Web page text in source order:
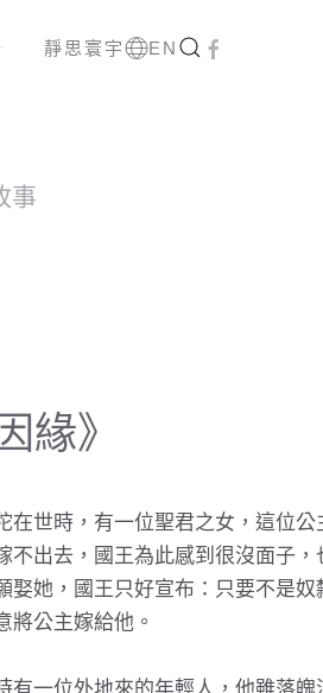
靜思寰宇 EN
事
緣》
在世時，有一位聖君之女，這位
不出去，國王為此感到很沒面子
娶她，國王只好宣布：只要不是
將公主嫁給他。